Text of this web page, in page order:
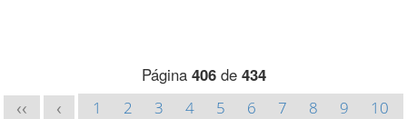
Página 406de 434
<< < 1 2 3 4 5 6 7 8 9
10